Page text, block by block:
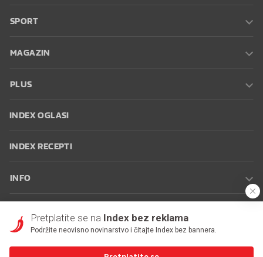
SPORT
MAGAZIN
PLUS
INDEX OGLASI
INDEX RECEPTI
INFO
korištenja
Postavke kolačića
Pretplatite se na Index bez reklama
Podržite neovisno novinarstvo i čitajte Index bez bannera.